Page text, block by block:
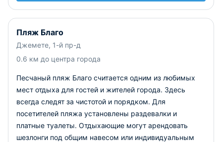
Пляж Благо
Джемете, 1-й пр-д
0.6 км до центра города
Песчаный пляж Благо считается одним из любимых
мест отдыха для гостей и жителей города. Здесь
всегда следят за чистотой и порядком. Для
посетителей пляжа установлены раздевалки и
платные туалеты. Отдыхающие могут арендовать
шезлонги под общим навесом или индивидуальным